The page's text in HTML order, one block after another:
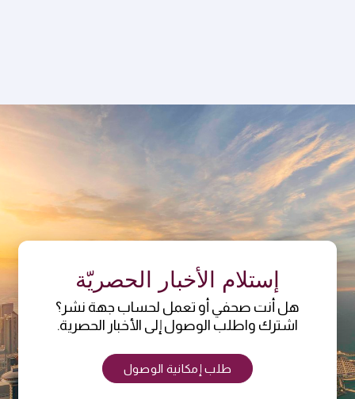
إستلام الأخبار الحصريّة
هل أنت صحفي أو تعمل لحساب جهة نشر؟
اشترك واطلب الوصول إلى الأخبار الحصرية.
طلب إمكانية الوصول